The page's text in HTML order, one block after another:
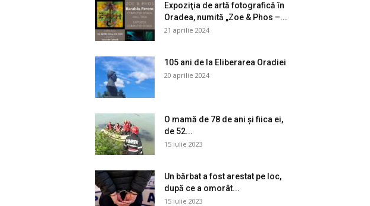
Expoziţia de artă fotografică în
Oradea, numită „Zoe & Phos –...
21 aprilie 2024
105 ani de la Eliberarea Oradiei
20 aprilie 2024
O mamă de 78 de ani și fiica ei,
de 52...
15 iulie 2023
Un bărbat a fost arestat pe loc,
după ce a omorât...
15 iulie 2023